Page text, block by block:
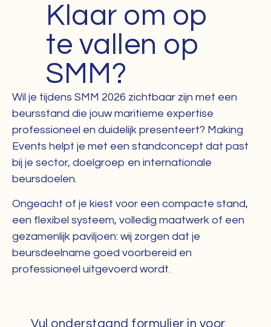
Klaar om op
te vallen op
SMM?
Wil je tijdens SMM 2026 zichtbaar zijn met een
beursstand die jouw maritieme expertise
professioneel en duidelijk presenteert? Making
Events helpt je met een standconcept dat past
bij je sector, doelgroep en internationale
beursdoelen.
Ongeacht of je kiest voor een compacte stand,
een flexibel systeem, volledig maatwerk of een
gezamenlijk paviljoen: wij zorgen dat je
beursdeelname goed voorbereid en
professioneel uitgevoerd wordt.
Vul onderstaand formulier in voor